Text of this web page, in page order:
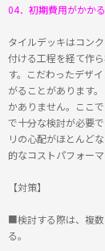
04．初期費用がかかる
タイルデッキはコン
付ける工程を経て作
す。こだわったデザ
がることがあります
かありません。ここ
で十分な検討が必要
リの心配がほとんど
的なコストパフォー
【対策】
■検討する際は、複
る。